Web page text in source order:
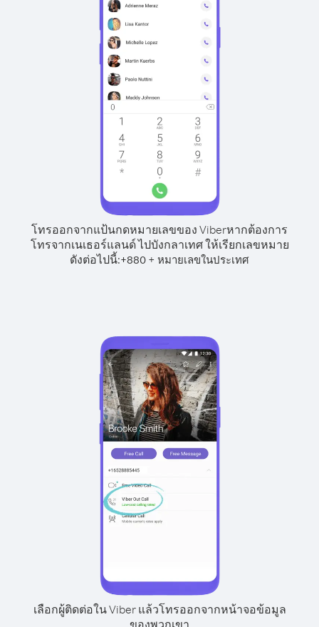
โทรออกจากแป้นกดหมายเลขของ Viberหากต้องการ
โทรจากเนเธอร์แลนด์ ไปบังกลาเทศ ให้เรียกเลขหมาย
ดังต่อไปนี้:+880 + หมายเลขในประเทศ
เลือกผู้ติดต่อใน Viber แล้วโทรออกจากหน้าจอข้อมูล
ของพวกเขา